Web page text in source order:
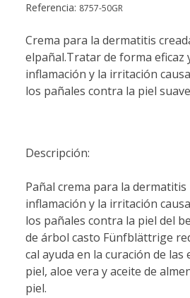
Referencia: 8757-50GR
Crema para la dermatitis
elpañal.Tratar de forma eficaz
inflamación y la irritación
los pañales contra la piel
Descripción:
Pañal crema para la
inflamación y la irritación
los pañales contra la piel del
de árbol casto Fünfblättrige
cal ayuda en la curación de las
piel, aloe vera y aceite de
piel.